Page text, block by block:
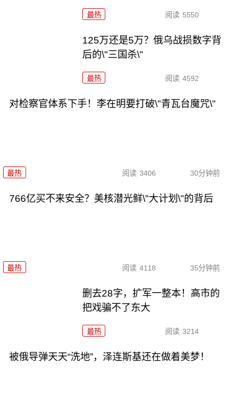
最热 阅读 5550
125万还是5万？俄乌战损数字背
后的\"三国杀\"
最热 阅读 4592
对检察官体系下手！李在明要打破\"青瓦台魔咒\"
最热 阅读 3406 30分钟前
766亿买不来安全？美核潜光鲜\"大计划\"的背后
最热 阅读 4118 35分钟前
删去28字，扩军一整本！高市的
把戏骗不了东大
最热 阅读 3214
被俄导弹天天“洗地”，泽连斯基还在做着美梦！